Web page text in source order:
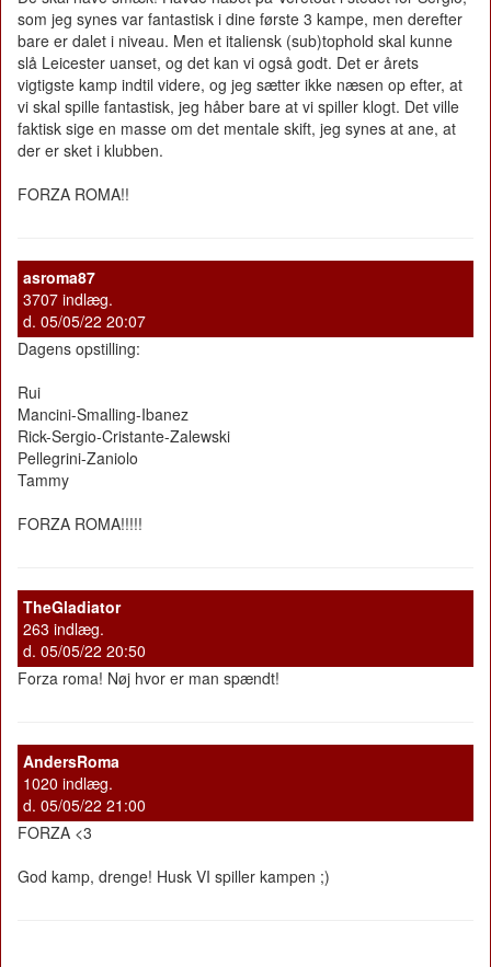
som jeg synes var fantastisk i dine første 3 kampe, men derefter
bare er dalet i niveau. Men et italiensk (sub)tophold skal kunne
slå Leicester uanset, og det kan vi også godt. Det er årets
vigtigste kamp indtil videre, og jeg sætter ikke næsen op efter, at
vi skal spille fantastisk, jeg håber bare at vi spiller klogt. Det ville
faktisk sige en masse om det mentale skift, jeg synes at ane, at
der er sket i klubben.
FORZA ROMA!!
asroma87
3707 indlæg.
d. 05/05/22 20:07
Dagens opstilling:
Rui
Mancini-Smalling-Ibanez
Rick-Sergio-Cristante-Zalewski
Pellegrini-Zaniolo
Tammy
FORZA ROMA!!!!!
TheGladiator
263 indlæg.
d. 05/05/22 20:50
Forza roma! Nøj hvor er man spændt!
AndersRoma
1020 indlæg.
d. 05/05/22 21:00
FORZA <3
God kamp, drenge! Husk VI spiller kampen ;)